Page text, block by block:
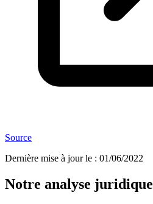
Source
Dernière mise à jour le : 01/06/2022
Notre analyse juridique